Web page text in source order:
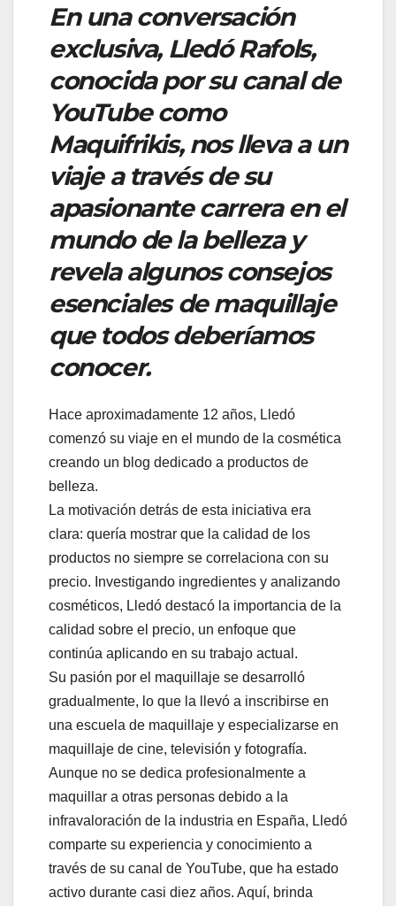
En una conversación
exclusiva, Lledó Rafols,
conocida por su canal de
YouTube como
Maquifrikis, nos lleva a un
viaje a través de su
apasionante carrera en el
mundo de la belleza y
revela algunos consejos
esenciales de maquillaje
que todos deberíamos
conocer.
Hace aproximadamente 12 años, Lledó
comenzó su viaje en el mundo de la cosmética
creando un blog dedicado a productos de
belleza.
La motivación detrás de esta iniciativa era
clara: quería mostrar que la calidad de los
productos no siempre se correlaciona con su
precio. Investigando ingredientes y analizando
cosméticos, Lledó destacó la importancia de la
calidad sobre el precio, un enfoque que
continúa aplicando en su trabajo actual.
Su pasión por el maquillaje se desarrolló
gradualmente, lo que la llevó a inscribirse en
una escuela de maquillaje y especializarse en
maquillaje de cine, televisión y fotografía.
Aunque no se dedica profesionalmente a
maquillar a otras personas debido a la
infravaloración de la industria en España, Lledó
comparte su experiencia y conocimiento a
través de su canal de YouTube, que ha estado
activo durante casi diez años. Aquí, brinda